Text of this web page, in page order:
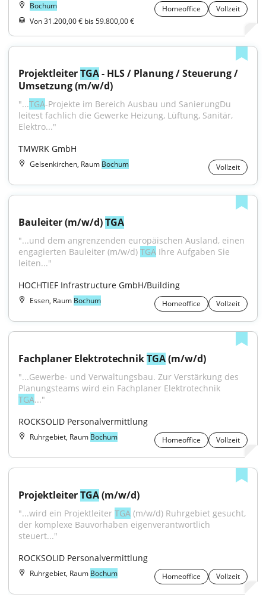
Bochum Homeoffice
Vollzeit
Von 31.200,00 € bis 59.800,00 €
Projektleiter TGA - HLS / Planung / Steuerung /
Umsetzung (m/w/d)
"...TGA-Projekte im Bereich Ausbau und SanierungDu
leitest fachlich die Gewerke Heizung, Lüftung, Sanitär,
Elektro..."
TMWRK GmbH
Gelsenkirchen, Raum Bochum Vollzeit
Bauleiter (m/w/d) TGA
"...und dem angrenzenden europäischen Ausland, einen
engagierten Bauleiter (m/w/d) TGA Ihre Aufgaben Sie
leiten..."
HOCHTIEF Infrastructure GmbH/Building
Essen, Raum Bochum Homeoffice Vollzeit
Fachplaner Elektrotechnik TGA (m/w/d)
"...Gewerbe- und Verwaltungsbau. Zur Verstärkung des
TGA..."
ROCKSOLID Personalvermittlung
Ruhrgebiet, Raum Bochum Homeoffice Vollzeit
Projektleiter TGA (m/w/d)
"...wird ein Projektleiter TGA (m/w/d) Ruhrgebiet gesucht,
der komplexe Bauvorhaben eigenverantwortlich
steuert..."
ROCKSOLID Personalvermittlung
Ruhrgebiet, Raum Bochum Homeoffice Vollzeit